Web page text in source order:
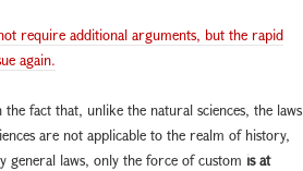
require additional arguments, but the rapid
again.
fact that, unlike the natural sciences, the laws
are not applicable to the realm of history,
general laws, only the force of custom is at